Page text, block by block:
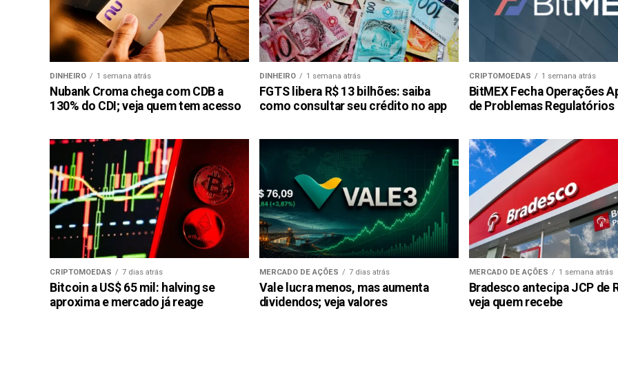
DINHEIRO 1 semana atrás
Nubank Croma chega com CDB a
130% do CDI; veja quem tem acesso
DINHEIRO 1 semana atrás
FGTS libera R$ 13 bilhões: saiba
como consultar seu crédito no app
CRIPTOMOEDAS 1 semana atrás
BitMEX Fecha Operações
de Problemas Regulatórios
CRIPTOMOEDAS 7 dias atrás
Bitcoin a US$ 65 mil: halving se
aproxima e mercado já reage
MERCADO DE AÇÕES 7 dias atrás
Vale lucra menos, mas aumenta
dividendos; veja valores
MERCADO DE AÇÕES 1 semana atrás
Bradesco antecipa JCP de
veja quem recebe